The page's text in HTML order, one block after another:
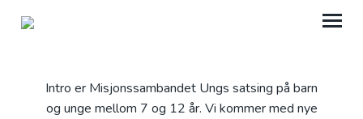
MISJONSSAMBANDET UNG
Intro er Misjonssambandet Ungs satsing på barn
og unge mellom 7 og 12 år. Vi kommer med nye